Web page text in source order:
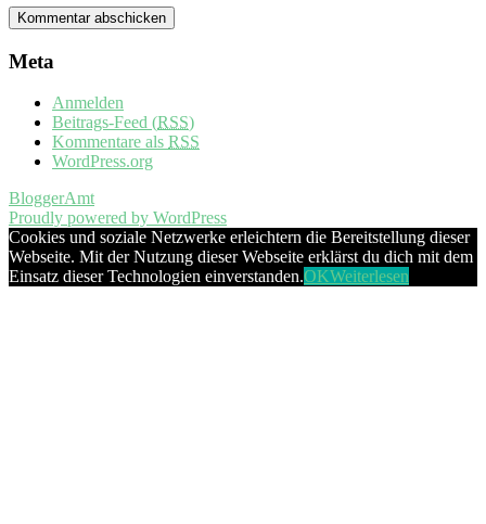
Meta
Anmelden
Beitrags-Feed (RSS)
Kommentare als RSS
WordPress.org
BloggerAmt
Proudly powered by WordPress
Cookies und soziale Netzwerke erleichtern die Bereitstellung dieser
Webseite. Mit der Nutzung dieser Webseite erklärst du dich mit dem
Einsatz dieser Technologien einverstanden.OKWeiterlesen